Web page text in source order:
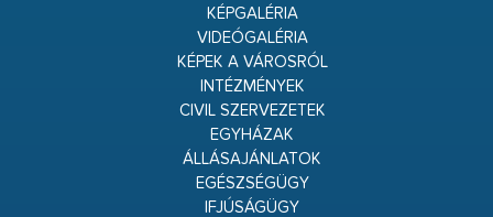
KÉPGALÉRIA
VIDEÓGALÉRIA
KÉPEK A VÁROSRÓL
INTÉZMÉNYEK
CIVIL SZERVEZETEK
EGYHÁZAK
ÁLLÁSAJÁNLATOK
EGÉSZSÉGÜGY
IFJÚSÁGÜGY